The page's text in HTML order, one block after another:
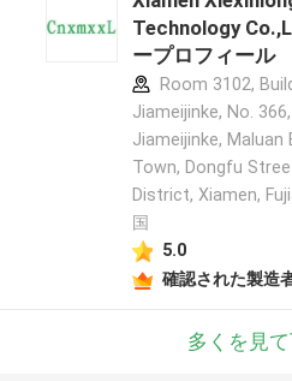
Technology Co.,Ltd メーカ
ープロフィール
Room 3102,
Jiameijinke, No. 366,
Jiameijinke, Maluan
Town, Dongfu
District, Xiamen,
国
5.0
確認された製造
多くを見